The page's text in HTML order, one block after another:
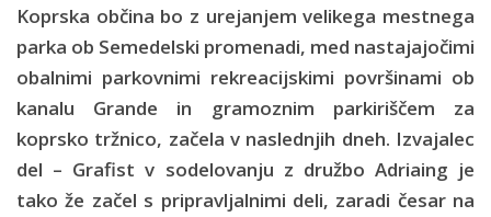
Koprska občina bo z urejanjem velikega mestnega
parka ob Semedelski promenadi, med nastajajočimi
obalnimi parkovnimi rekreacijskimi površinami ob
kanalu Grande in gramoznim parkiriščem za
koprsko tržnico, začela v naslednjih dneh. Izvajalec
del – Grafist v sodelovanju z družbo Adriaing je
tako že začel s pripravljalnimi deli, zaradi česar na